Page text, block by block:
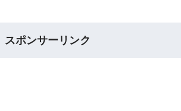
スポンサーリンク